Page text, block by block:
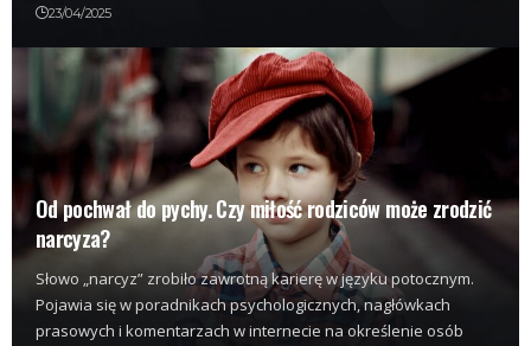
23/04/2025
Od pochwał do pychy. Czy miłość rodziców może zrodzić
narcyza?
Słowo „narcyz” zrobiło zawrotną karierę w języku potocznym.
Pojawia się w poradnikach psychologicznych, nagłówkach
prasowych i komentarzach w internecie na określenie osób